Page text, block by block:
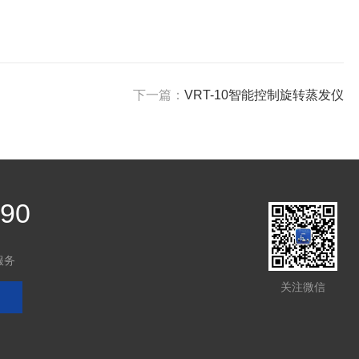
下一篇： VRT-10智能控制旋转蒸发仪
务
关注微信